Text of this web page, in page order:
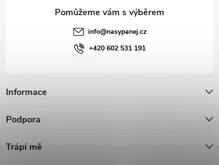
Informace
Podpora
Trápí mě
info@nasypanej.cz
+420 602 531 191